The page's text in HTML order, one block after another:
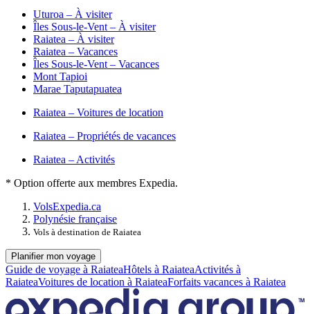
Uturoa – À visiter
Îles Sous-le-Vent – À visiter
Raiatea – À visiter
Raiatea – Vacances
Îles Sous-le-Vent – Vacances
Mont Tapioi
Marae Taputapuatea
Raiatea – Voitures de location
Raiatea – Propriétés de vacances
Raiatea – Activités
* Option offerte aux membres Expedia.
VolsExpedia.ca
Polynésie française
Vols à destination de Raiatea
Planifier mon voyage
Guide de voyage à RaiateaHôtels à RaiateaActivités à
RaiateaVoitures de location à RaiateaForfaits vacances à Raiatea